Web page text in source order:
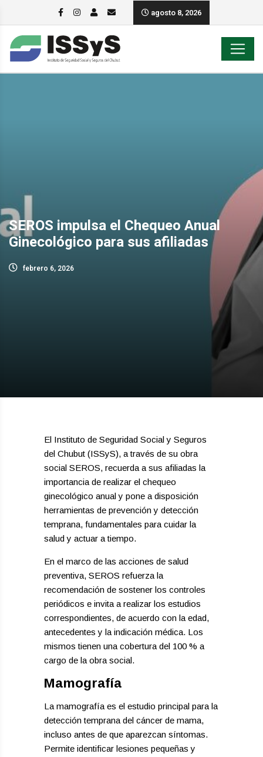
agosto 8, 2026
SEROS impulsa el Chequeo Anual
Ginecológico para sus afiliadas
febrero 6, 2026
El Instituto de Seguridad Social y Seguros
del Chubut (ISSyS), a través de su obra
social SEROS, recuerda a sus afiliadas la
importancia de realizar el chequeo
ginecológico anual y pone a disposición
herramientas de prevención y detección
temprana, fundamentales para cuidar la
salud y actuar a tiempo.
En el marco de las acciones de salud
preventiva, SEROS refuerza la
recomendación de sostener los controles
periódicos e invita a realizar los estudios
correspondientes, de acuerdo con la edad,
antecedentes y la indicación médica. Los
mismos tienen una cobertura del 100 % a
cargo de la obra social.
Mamografía
La mamografía es el estudio principal para la
detección temprana del cáncer de mama,
incluso antes de que aparezcan síntomas.
Permite identificar lesiones pequeñas y